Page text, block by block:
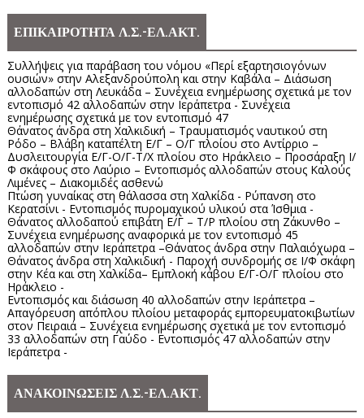
ΕΠΙΚΑΙΡΟΤΗΤΑ Λ.Σ.-ΕΛ.ΑΚΤ.
Συλλήψεις για παράβαση του νόμου «Περί εξαρτησιογόνων
ουσιών» στην Αλεξανδρούπολη και στην Καβάλα – Διάσωση
αλλοδαπών στη Λευκάδα – Συνέχεια ενημέρωσης σχετικά με τον
εντοπισμό 42 αλλοδαπών στην Ιεράπετρα - Συνέχεια
ενημέρωσης σχετικά με τον εντοπισμό 47
Θάνατος άνδρα στη Χαλκιδική – Τραυματισμός ναυτικού στη
Ρόδο – Βλάβη καταπέλτη Ε/Γ – Ο/Γ πλοίου στο Αντίρριο –
Δυσλειτουργία Ε/Γ-Ο/Γ-Τ/Χ πλοίου στο Ηράκλειο – Προσάραξη Ι/
Φ σκάφους στο Λαύριο – Εντοπισμός αλλοδαπών στους Καλούς
Λιμένες – Διακομιδές ασθενώ
Πτώση γυναίκας στη θάλασσα στη Χαλκίδα - Ρύπανση στο
Κερατσίνι - Εντοπισμός πυρομαχικού υλικού στα Ίσθμια -
Θάνατος αλλοδαπού επιβάτη Ε/Γ – Τ/Ρ πλοίου στη Ζάκυνθο –
Συνέχεια ενημέρωσης αναφορικά με τον εντοπισμό 45
αλλοδαπών στην Ιεράπετρα –Θάνατος άνδρα στην Παλαιόχωρα –
Θάνατος άνδρα στη Χαλκιδική - Παροχή συνδρομής σε Ι/Φ σκάφη
στην Κέα και στη Χαλκίδα– Εμπλοκή κάβου Ε/Γ-Ο/Γ πλοίου στο
Ηράκλειο -
Εντοπισμός και διάσωση 40 αλλοδαπών στην Ιεράπετρα –
Απαγόρευση απόπλου πλοίου μεταφοράς εμπορευματοκιβωτίων
στον Πειραιά – Συνέχεια ενημέρωσης σχετικά με τον εντοπισμό
33 αλλοδαπών στη Γαύδο - Εντοπισμός 47 αλλοδαπών στην
Ιεράπετρα -
ΑΝΑΚΟΙΝΩΣΕΙΣ Λ.Σ.-ΕΛ.ΑΚΤ.